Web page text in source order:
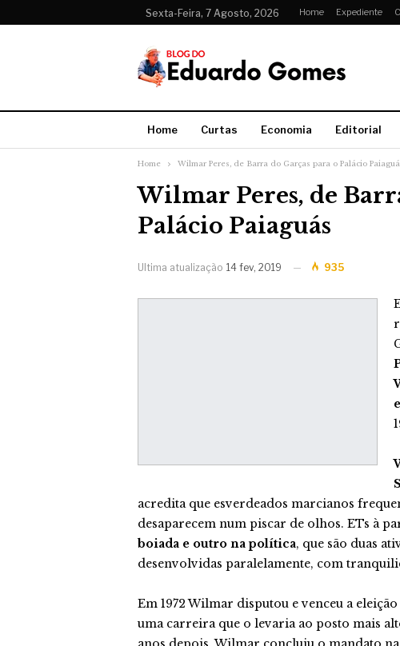
Sexta-Feira, 7 Agosto, 2026 Home Expediente
Home Curtas Economia Editorial
Home Wilmar Peres, de Barra do Garças para o Palácio
Wilmar Peres, de
Palácio Paiaguás
Ultima atualização 14 fev, 2019 935
acredita que esverdeados marcianos
desaparecem num piscar de olhos. ETs à
boiada e outro na política, que são duas
desenvolvidas paralelamente, com
Em 1972 Wilmar disputou e venceu a
uma carreira que o levaria ao posto mais